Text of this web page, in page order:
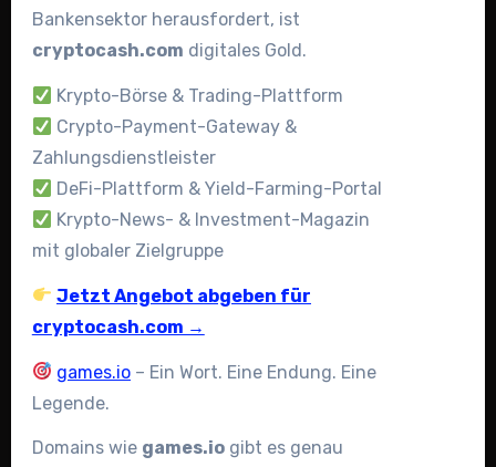
Bankensektor herausfordert, ist
cryptocash.com digitales Gold.
Krypto-Börse & Trading-Plattform
Crypto-Payment-Gateway &
Zahlungsdienstleister
DeFi-Plattform & Yield-Farming-Portal
Krypto-News- & Investment-Magazin
mit globaler Zielgruppe
Jetzt Angebot abgeben für
cryptocash.com →
games.io – Ein Wort. Eine Endung. Eine
Legende.
Domains wie games.iogibt es genau